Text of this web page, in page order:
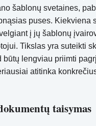
šablonų svetaines,
puses. Kiekviena
į jų šablonų
Tikslas yra suteikti
būtų lengviau priimti
atitinka
taisymas